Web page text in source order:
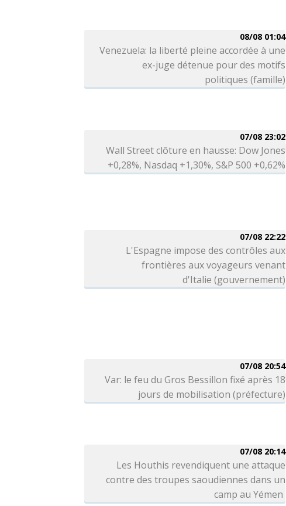
08/08 01:04
Venezuela: la liberté pleine accordée à une
ex-juge détenue pour des motifs
politiques (famille)
07/08 23:02
Wall Street clôture en hausse: Dow Jones
+0,28%, Nasdaq +1,30%, S&P 500 +0,62%
07/08 22:22
L'Espagne impose des contrôles aux
frontières aux voyageurs venant
d'Italie (gouvernement)
07/08 20:54
Var: le feu du Gros Bessillon fixé après 18
jours de mobilisation (préfecture)
07/08 20:14
Les Houthis revendiquent une attaque
contre des troupes saoudiennes dans un
camp au Yémen